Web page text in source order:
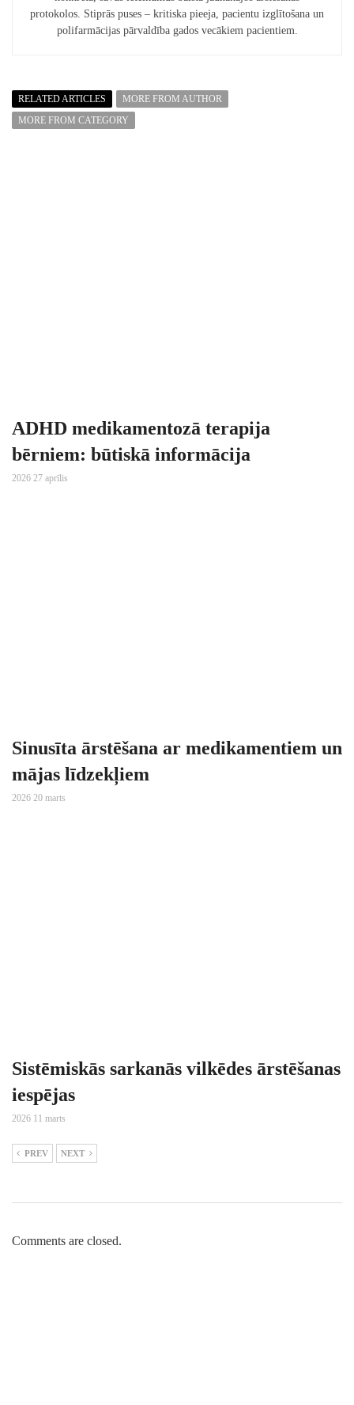
protokolos. Stiprās puses – kritiska pieeja, pacientu izglītošana un
polifarmācijas pārvaldība gados vecākiem pacientiem.
RELATED ARTICLES
MORE FROM AUTHOR
MORE FROM CATEGORY
ADHD medikamentozā terapija
bērniem: būtiskā informācija
2026 27 aprīlis
Sinusīta ārstēšana ar medikamentiem un
mājas līdzekļiem
2026 20 marts
Sistēmiskās sarkanās vilkēdes ārstēšanas
iespējas
2026 11 marts
PREV NEXT
Comments are closed.